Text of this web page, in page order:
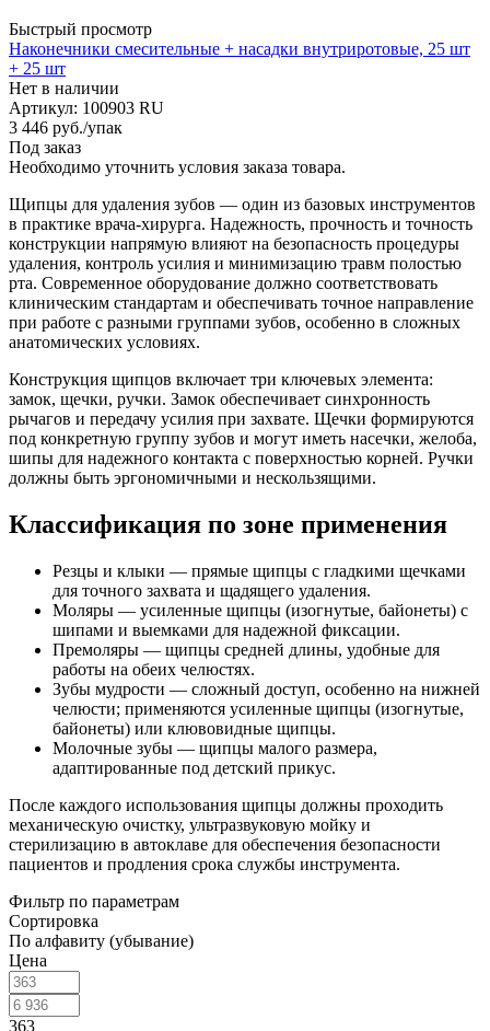
Быстрый просмотр
Наконечники смесительные + насадки внутриротовые, 25 шт
+ 25 шт
Нет в наличии
Артикул: 100903 RU
3 446 руб./упак
Под заказ
Необходимо уточнить условия заказа товара.
Щипцы для удаления зубов — один из базовых инструментов
в практике врача-хирурга. Надежность, прочность и точность
конструкции напрямую влияют на безопасность процедуры
удаления, контроль усилия и минимизацию травм полостью
рта. Современное оборудование должно соответствовать
клиническим стандартам и обеспечивать точное направление
при работе с разными группами зубов, особенно в сложных
анатомических условиях.
Конструкция щипцов включает три ключевых элемента:
замок, щечки, ручки. Замок обеспечивает синхронность
рычагов и передачу усилия при захвате. Щечки формируются
под конкретную группу зубов и могут иметь насечки, желоба,
шипы для надежного контакта с поверхностью корней. Ручки
должны быть эргономичными и нескользящими.
Классификация по зоне применения
Резцы и клыки — прямые щипцы с гладкими щечками
для точного захвата и щадящего удаления.
Моляры — усиленные щипцы (изогнутые, байонеты) с
шипами и выемками для надежной фиксации.
Премоляры — щипцы средней длины, удобные для
работы на обеих челюстях.
Зубы мудрости — сложный доступ, особенно на нижней
челюсти; применяются усиленные щипцы (изогнутые,
байонеты) или клювовидные щипцы.
Молочные зубы — щипцы малого размера,
адаптированные под детский прикус.
После каждого использования щипцы должны проходить
механическую очистку, ультразвуковую мойку и
стерилизацию в автоклаве для обеспечения безопасности
пациентов и продления срока службы инструмента.
Фильтр по параметрам
Сортировка
По алфавиту (убывание)
Цена
363